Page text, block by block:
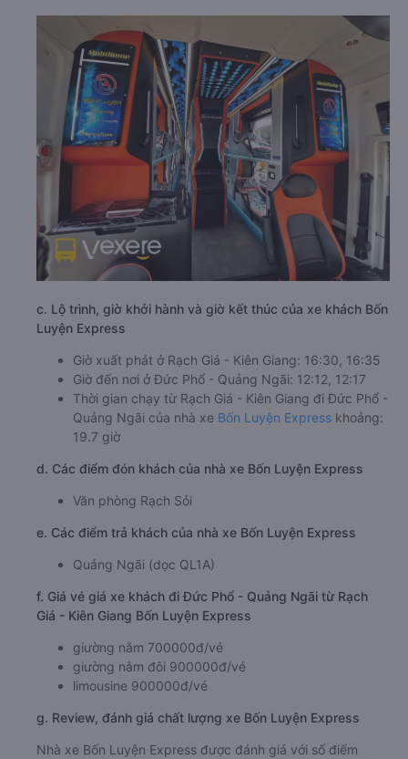
c. Lộ trình, giờ khởi hành và giờ kết thúc của xe khách Bốn
Luyện Express
Giờ xuất phát ở Rạch Giá - Kiên Giang: 16:30, 16:35
Giờ đến nơi ở Đức Phổ - Quảng Ngãi: 12:12, 12:17
Thời gian chạy từ Rạch Giá - Kiên Giang đi Đức Phổ -
Quảng Ngãi của nhà xe Bốn Luyện Express khoảng:
19.7 giờ
d. Các điểm đón khách của nhà xe Bốn Luyện Express
Văn phòng Rạch Sỏi
e. Các điểm trả khách của nhà xe Bốn Luyện Express
Quảng Ngãi (dọc QL1A)
f. Giá vé giá xe khách đi Đức Phổ - Quảng Ngãi từ Rạch
Giá - Kiên Giang Bốn Luyện Express
giường nằm 700000đ/vé
giường nằm đôi 900000đ/vé
limousine 900000đ/vé
g. Review, đánh giá chất lượng xe Bốn Luyện Express
Nhà xe Bốn Luyện Express được đánh giá với số điểm